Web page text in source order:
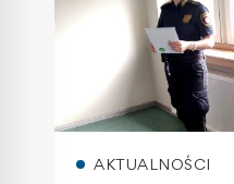
Read more
AKTUALNOŚCI